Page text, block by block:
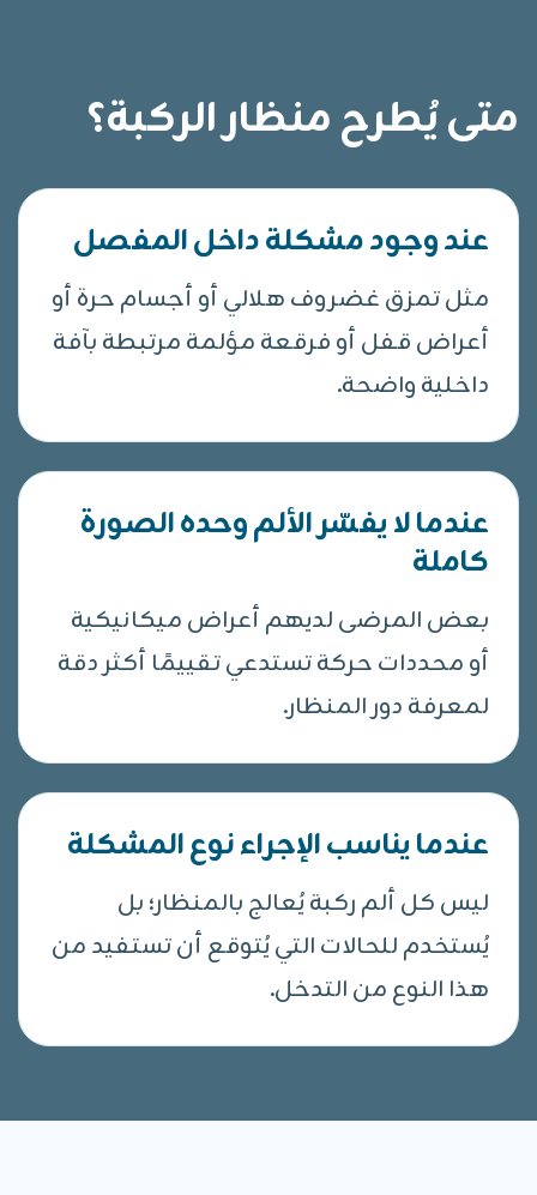
متى يُطرح منظار الركبة؟
عند وجود مشكلة داخل المفصل
مثل تمزق غضروف هلالي أو أجسام حرة أو
أعراض قفل أو فرقعة مؤلمة مرتبطة بآفة
داخلية واضحة.
عندما لا يفسّر الألم وحده الصورة
كاملة
بعض المرضى لديهم أعراض ميكانيكية
أو محددات حركة تستدعي تقييمًا أكثر دقة
لمعرفة دور المنظار.
عندما يناسب الإجراء نوع المشكلة
ليس كل ألم ركبة يُعالج بالمنظار؛ بل
يُستخدم للحالات التي يُتوقع أن تستفيد من
هذا النوع من التدخل.